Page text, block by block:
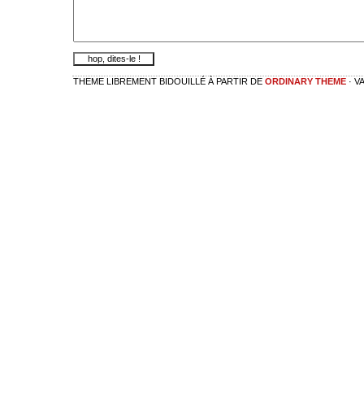
THEME LIBREMENT BIDOUILLÉ À PARTIR DE ORDINARY THEME ·